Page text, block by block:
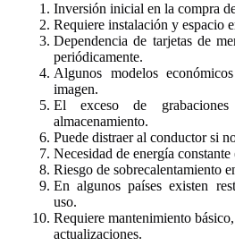
Inversión inicial en la compra
Requiere instalación y espacio
Dependencia de tarjetas de
periódicamente.
Algunos modelos
imagen.
El exceso de
almacenamiento.
Puede distraer al conductor si
Necesidad de energía
Riesgo de sobrecalentamiento
En algunos países existen
uso.
Requiere mantenimiento
actualizaciones.